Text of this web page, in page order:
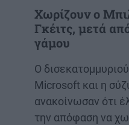
Χωρίζουν ο
Γκέιτς, μετά
γάμου
Body
Ο
Microsoft και η
ανακοίνωσαν ότι
την απόφαση να